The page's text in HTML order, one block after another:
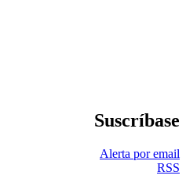
Suscríbase
Alerta por email
RSS